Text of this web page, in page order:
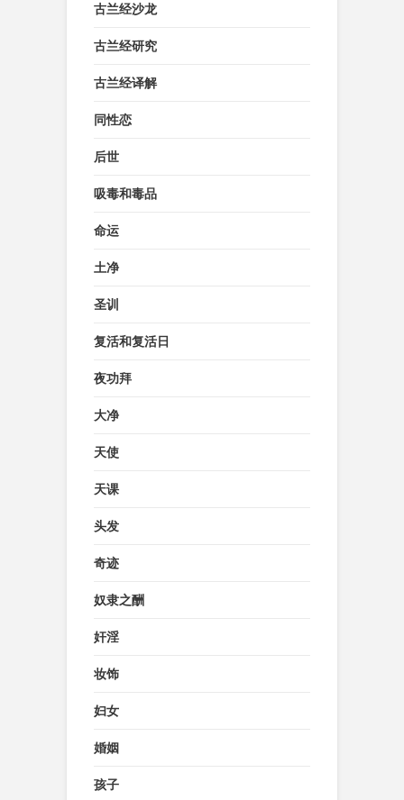
古兰经沙龙
古兰经研究
古兰经译解
同性恋
后世
吸毒和毒品
命运
土净
圣训
复活和复活日
夜功拜
大净
天使
天课
头发
奇迹
奴隶之酬
奸淫
妆饰
妇女
婚姻
孩子